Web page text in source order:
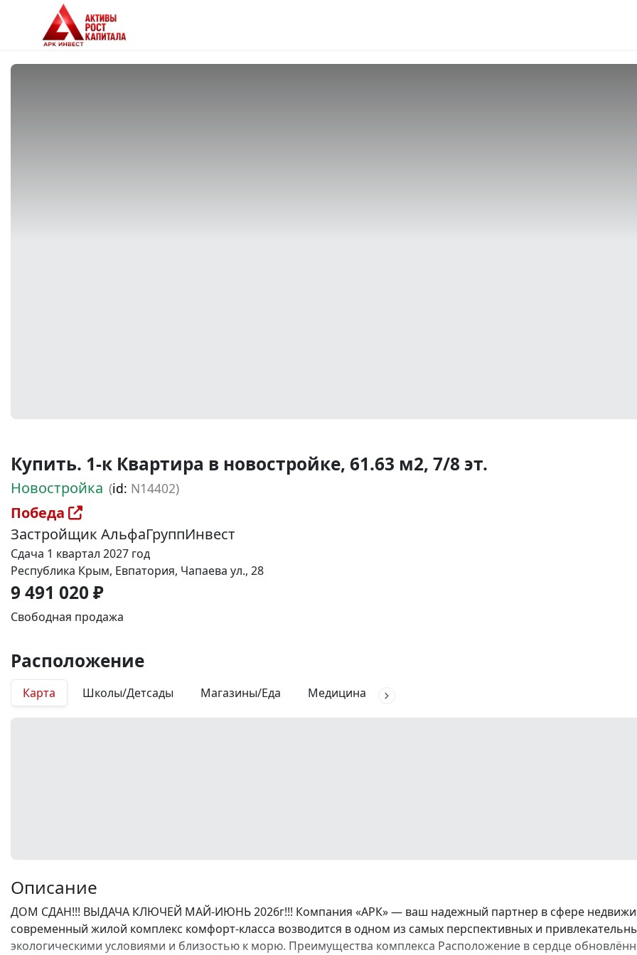
Купить. 1-к Квартира в новостройке, 61.63 м2, 7/8 эт.
Новостройка (id: N14402)
Победа
Застройщик АльфаГруппИнвест
Сдача 1 квартал 2027 год
Республика Крым, Евпатория, Чапаева ул., 28
9 491 020 ₽
Свободная продажа
Расположение
Карта Школы/Детсады Магазины/Еда Медицина
Описание
ДОМ СДАН!!! ВЫДАЧА КЛЮЧЕЙ МАЙ-ИЮНЬ 2026г!!! Компания «АРК» — ваш надежный партнер в сфере
современный жилой комплекс комфорт-класса возводится в одном из самых перспективных и
экологическими условиями и близостью к морю. Преимущества комплекса Расположение в сердце